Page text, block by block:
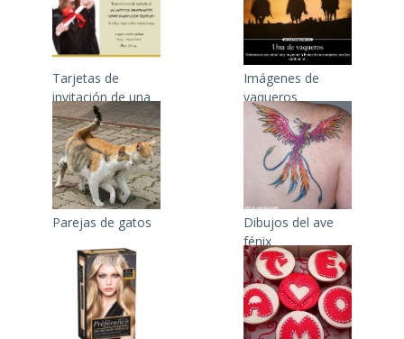
Tarjetas de
invitación de una
graduación
Imágenes de
vaqueros
Parejas de gatos
Dibujos del ave
fénix